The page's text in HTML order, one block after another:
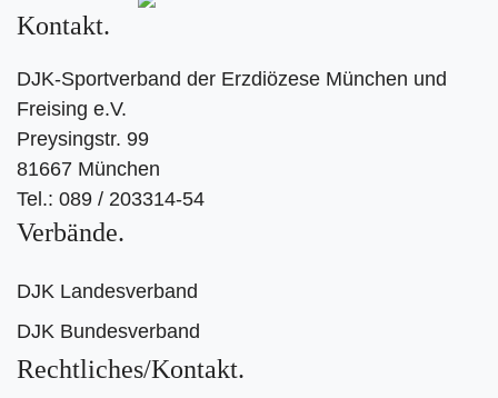
Kontakt
DJK-Sportverband der Erzdiözese München und
Freising e.V.
Preysingstr. 99
81667 München
Tel.: 089 / 203314-54
Verbände
DJK Landesverband
DJK Bundesverband
Rechtliches/Kontakt